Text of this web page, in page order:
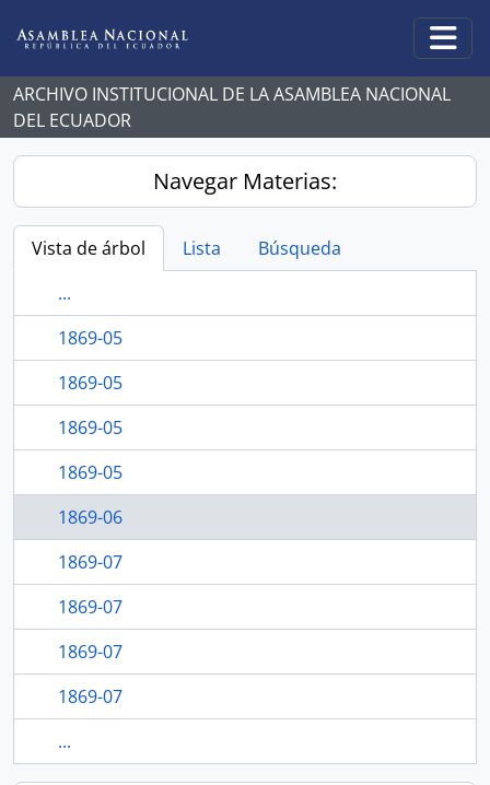
ARCHIVO INSTITUCIONAL DE LA ASAMBLEA NACIONAL
DEL ECUADOR
Navegar Materias:
Vista de árbol Lista
Búsqueda
...
1869-05
1869-05
1869-05
1869-05
1869-06
1869-07
1869-07
1869-07
1869-07
...